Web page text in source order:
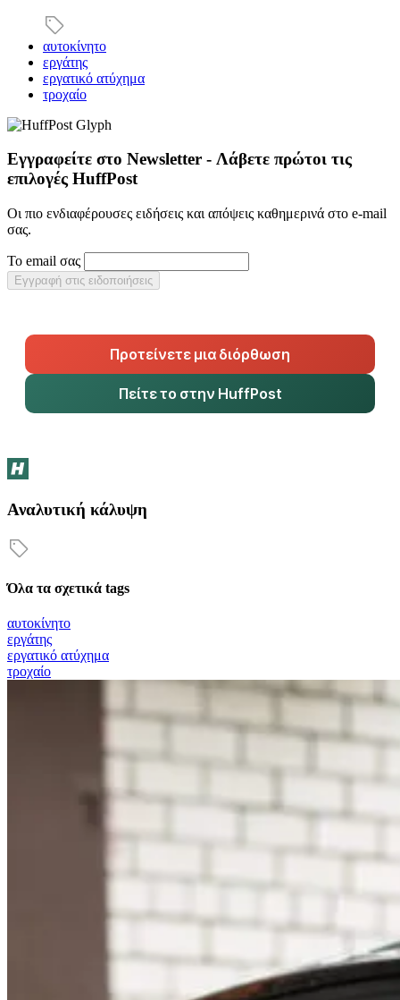
αυτοκίνητο
εργάτης
εργατικό ατύχημα
τροχαίο
Εγγραφείτε στο Newsletter - Λάβετε πρώτοι τις
επιλογές HuffPost
Οι πιο ενδιαφέρουσες ειδήσεις και απόψεις καθημερινά στο e-mail
σας.
Το email σας
Εγγραφή στις ειδοποιήσεις
Προτείνετε μια διόρθωση
Πείτε το στην HuffPost
Αναλυτική κάλυψη
Όλα τα σχετικά tags
αυτοκίνητο
εργάτης
εργατικό ατύχημα
τροχαίο